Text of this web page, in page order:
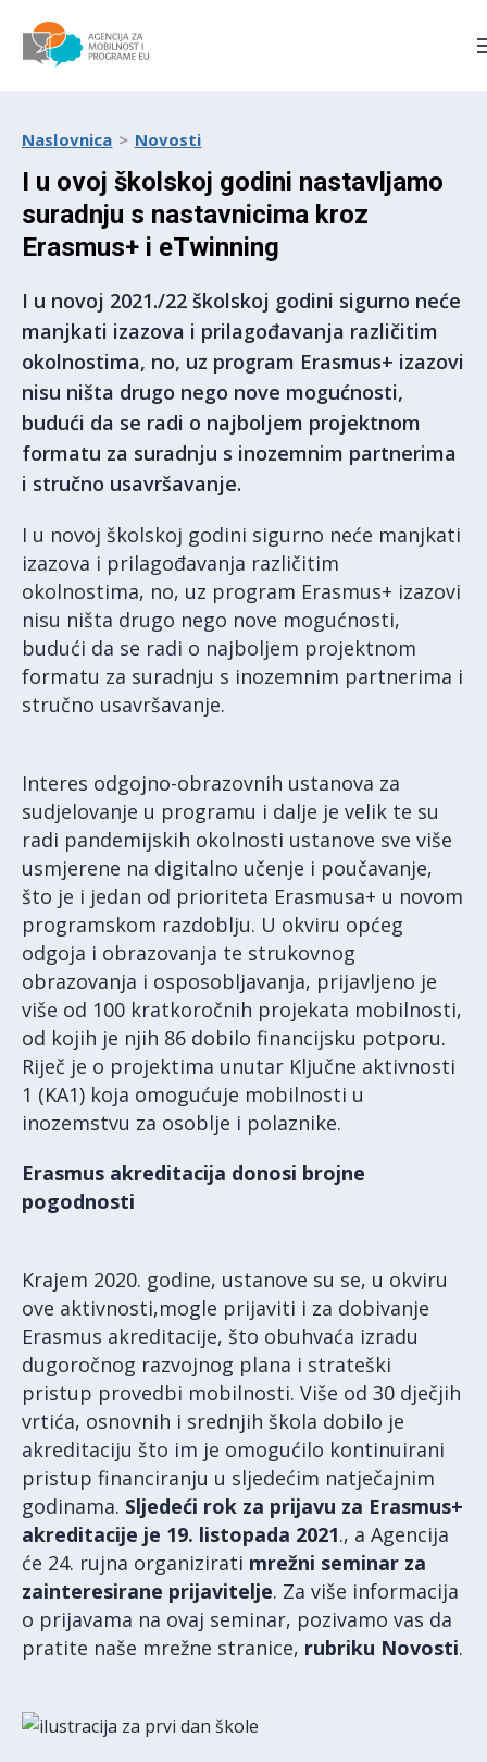
Naslovnica Novosti
I u ovoj školskoj godini nastavljamo
suradnju s nastavnicima kroz
Erasmus+ i eTwinning
I u novoj 2021./22 školskoj godini sigurno neće
manjkati izazova i prilagođavanja različitim
okolnostima, no, uz program Erasmus+ izazovi
nisu ništa drugo nego nove mogućnosti,
budući da se radi o najboljem projektnom
formatu za suradnju s inozemnim partnerima
i stručno usavršavanje.
I u novoj školskoj godini sigurno neće manjkati
izazova i prilagođavanja različitim
okolnostima, no, uz program Erasmus+ izazovi
nisu ništa drugo nego nove mogućnosti,
budući da se radi o najboljem projektnom
formatu za suradnju s inozemnim partnerima i
stručno usavršavanje.
Interes odgojno-obrazovnih ustanova za
sudjelovanje u programu i dalje je velik te su
radi pandemijskih okolnosti ustanove sve više
usmjerene na digitalno učenje i poučavanje,
što je i jedan od prioriteta Erasmusa+ u novom
programskom razdoblju. U okviru općeg
odgoja i obrazovanja te strukovnog
obrazovanja i osposobljavanja, prijavljeno je
više od 100 kratkoročnih projekata mobilnosti,
od kojih je njih 86 dobilo financijsku potporu.
Riječ je o projektima unutar Ključne aktivnosti
1 (KA1) koja omogućuje mobilnosti u
inozemstvu za osoblje i polaznike.
Erasmus akreditacija donosi brojne
pogodnosti
Krajem 2020. godine, ustanove su se, u okviru
ove aktivnosti,mogle prijaviti i za dobivanje
Erasmus akreditacije, što obuhvaća izradu
dugoročnog razvojnog plana i strateški
pristup provedbi mobilnosti. Više od 30 dječjih
vrtića, osnovnih i srednjih škola dobilo je
akreditaciju što im je omogućilo kontinuirani
pristup financiranju u sljedećim natječajnim
godinama. Sljedeći rok za prijavu za Erasmus+
akreditacije je 19. listopada 2021., a Agencija
će 24. rujna organizirati mrežni seminar za
zainteresirane prijavitelje. Za više informacija
o prijavama na ovaj seminar, pozivamo vas da
pratite naše mrežne stranice, rubriku Novosti.